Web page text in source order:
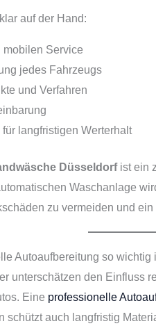
auf der Hand:
mobilen Service
jedes Fahrzeugs
und Verfahren
langfristigen Werterhalt
Düsseldorfist ein
Waschanlage
zu vermeiden und
Autoaufbereitung so wichtig
unterschätzen den Einfluss
Eine professionelle
schützt auch langfristig